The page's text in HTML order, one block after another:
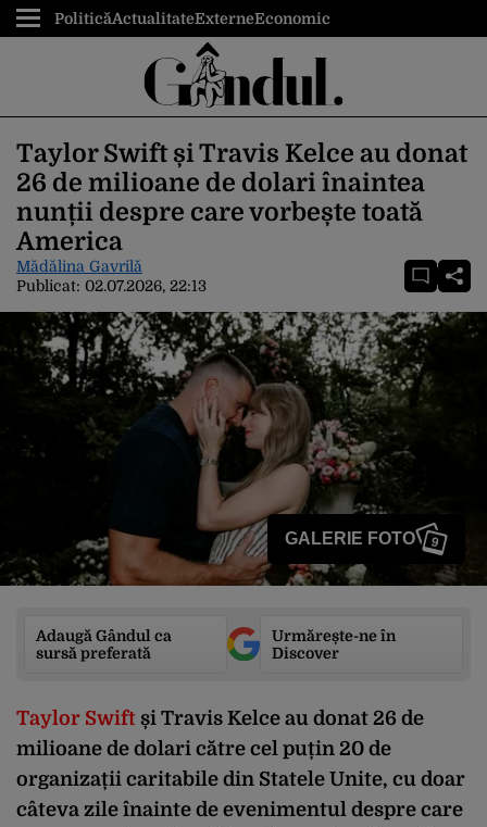
PoliticăActualitateExterneEconomic
Taylor Swift și Travis Kelce au donat
26 de milioane de dolari înaintea
nunții despre care vorbește toată
America
Mădălina Gavrilă
Publicat: 02.07.2026, 22:13
GALERIE FOTO 9
Adaugă Gândul ca
sursă preferată
Urmărește-ne în
Discover
Taylor Swift și Travis Kelce au donat 26 de
milioane de dolari către cel puțin 20 de
organizații caritabile din Statele Unite, cu doar
câteva zile înainte de evenimentul despre care